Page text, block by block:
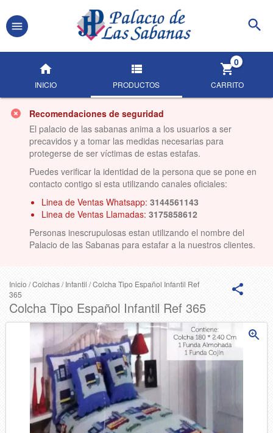
INICIO PRODUCTOS CARRITO
0
Recomendaciones de seguridad
El palacio de las sabanas anima a los usuarios a ser
precavidos y a tomar las medidas necesarias para
protegerse de ser víctimas de estas estafas.
Puedes verificar la identidad de la persona que se pone en
contacto contigo si esta utilizando canales oficiales:
Linea de Ventas Whatsapp: 3144561143
Linea de Ventas Llamadas: 3175858612
Personas inescrupulosas estan utilizando el nombre del
Palacio de las Sabanas para estafar a la nuestros clientes.
Inicio /Colchas/ Infantil /Colcha Tipo Español Infantil Ref
365
Colcha Tipo Español Infantil Ref 365